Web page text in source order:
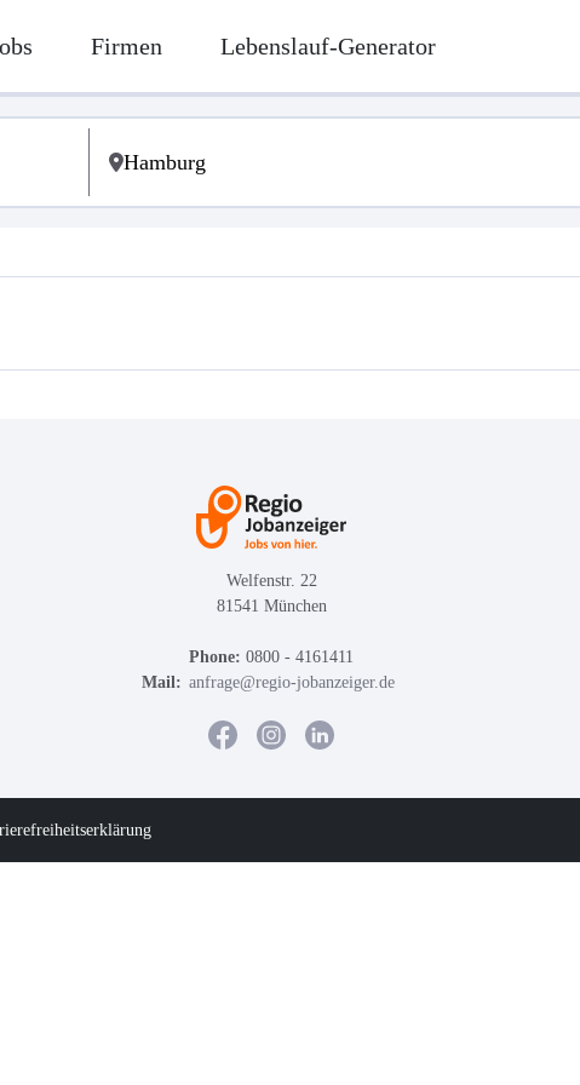
Firmen Lebenslauf-Generator
Welfenstr. 22
81541 München
Phone: 0800 - 4161411
Mail: anfrage@regio-jobanzeiger.de